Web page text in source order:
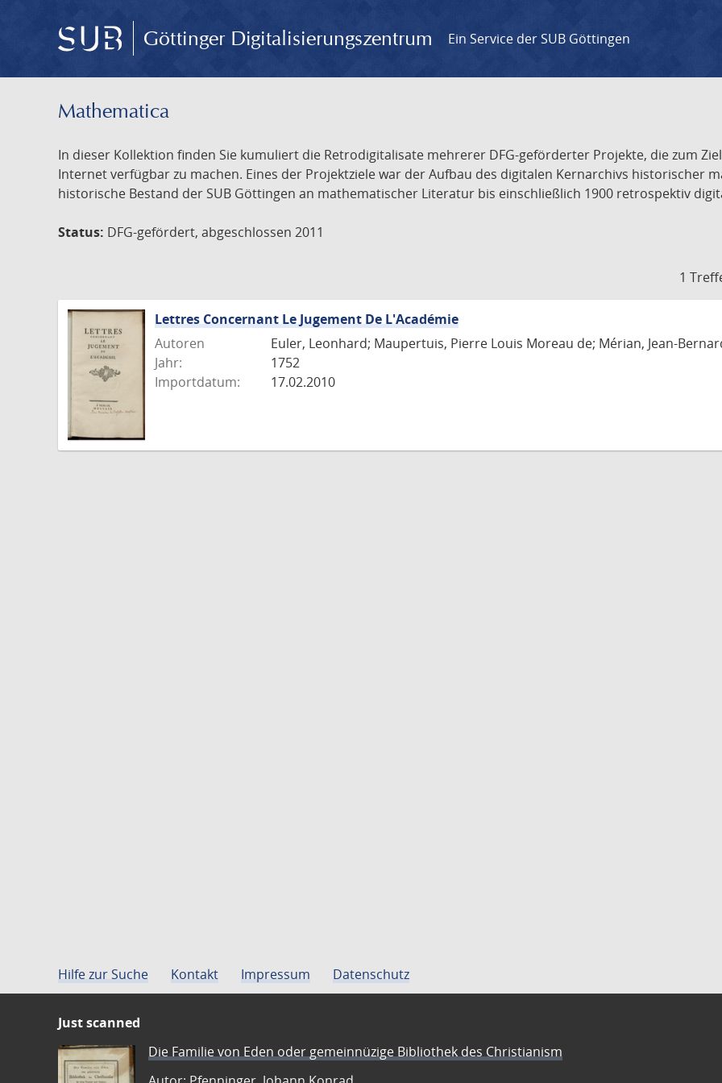
Göttinger Digitalisierungszentrum Ein Service der SUB Göttingen
Mathematica
In dieser Kollektion finden Sie kumuliert die Retrodigitalisate mehrerer DFG-geförderter Projekte, die zum
Internet verfügbar zu machen. Eines der Projektziele war der Aufbau des digitalen Kernarchivs historischer
historische Bestand der SUB Göttingen an mathematischer Literatur bis einschließlich 1900 retrospektiv
Status: DFG-gefördert, abgeschlossen 2011
1
Lettres Concernant Le Jugement De L'Académie
Autoren
Euler, Leonhard; Maupertuis, Pierre Louis Moreau de; Mérian, Jean-
Jahr:
1752
Importdatum:
17.02.2010
Hilfe zur Suche Kontakt Impressum Datenschutz
Just scanned
Die Familie von Eden oder gemeinnüzige Bibliothek des Christianism